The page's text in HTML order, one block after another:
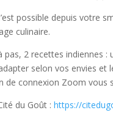
possible depuis votre
culinaire.
2 recettes indiennes :
selon vos envies et
de connexion Zoom
du Goût :https://